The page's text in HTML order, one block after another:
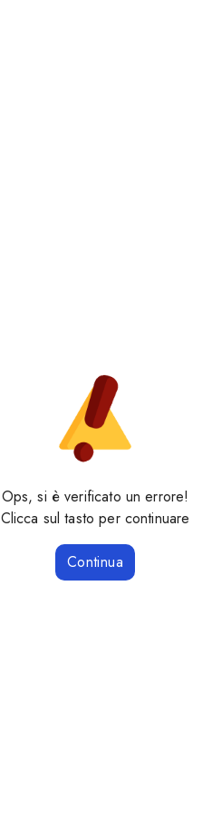
Ops, si è verificato un errore!
Clicca sul tasto per continuare
Continua